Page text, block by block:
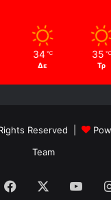
34 ℃
Δε
35 ℃
Τρ
Reserved |
Team
Facebook